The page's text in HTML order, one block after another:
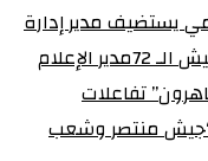
يستضيف مدير إدارة
الإعلام العسكري احتفالاً بعيد الجيش الـ 72‏مدير الإعلام
تفاعلات
منتصر وشعب